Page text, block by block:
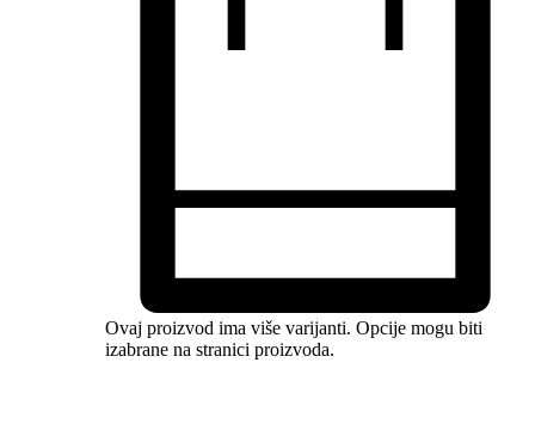
Ovaj proizvod ima više varijanti. Opcije mogu biti
izabrane na stranici proizvoda.